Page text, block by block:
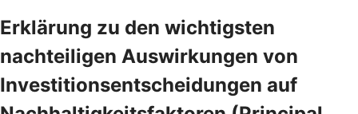
Erklärung zu den wichtigsten
nachteiligen Auswirkungen von
Investitionsentscheidungen auf